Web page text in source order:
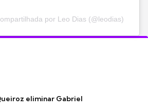
por Leo Dias (@leodias)
eliminar Gabriel